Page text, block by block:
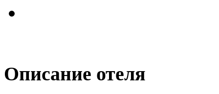
Описание отеля